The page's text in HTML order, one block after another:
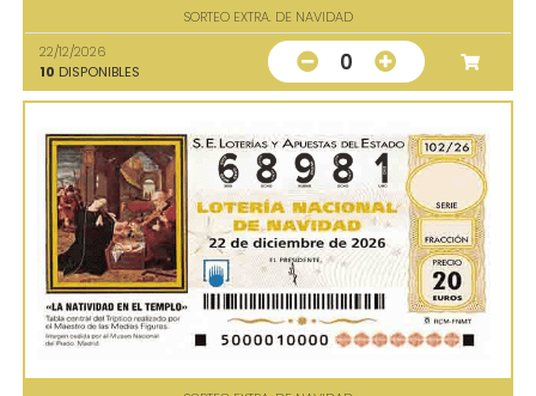
SORTEO EXTRA. DE NAVIDAD
22/12/2026
10 DISPONIBLES 0